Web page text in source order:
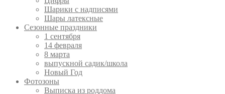
Шарики с надписями
Шары латексные
Сезонные праздники
1 сентября
14 февраля
8 марта
выпускной садик/школа
Новый Год
Фотозоны
Выписка из роддома